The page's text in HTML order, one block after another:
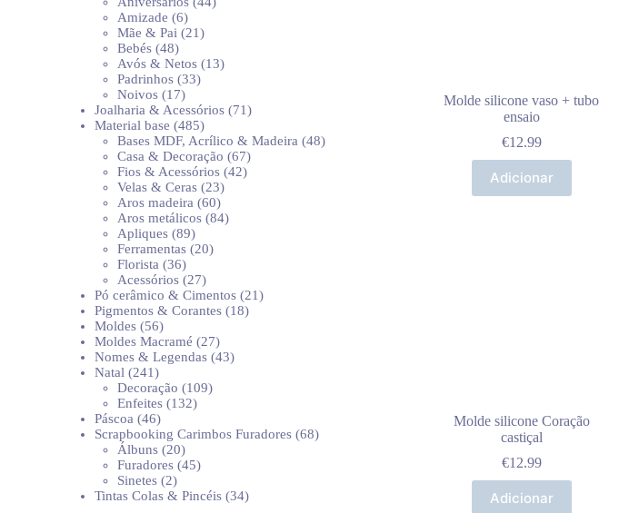
Molde silicone vaso + tubo
ensaio
€12.99
Adicionar
Molde silicone Coração
castiçal
€12.99
Adicionar
Amizade 66
produtos
Mãe & Pai 2121
Bebés 4848
produtos
Avós & Netos 1313
Padrinhos 3333
Noivos 1717
produtos
Joalharia & Acessórios 7171
Material base 485485
produtos
Bases MDF, Acrílico & Madeira 4848
Casa & Decoração 6767
produtos
Fios & Acessórios 4242
Velas & Ceras 2323
produtos
Aros madeira 6060
produtos
Aros metálicos 8484
Apliques 8989
produtos
Ferramentas 2020
Florista 3636
produtos
Acessórios 2727
produtos
Pó cerâmico & Cimentos 2121
Pigmentos & Corantes 1818
Moldes 5656
produtos
Moldes Macramé 2727
produtos
Nomes & Legendas 4343
Natal 241241
produtos
Decoração 109109
Enfeites 132132
Páscoa 4646
produtos
Scrapbooking Carimbos Furadores 6868
Álbuns 2020
produtos
Furadores 4545
Sinetes 22
produtos
Tintas Colas & Pincéis 3434